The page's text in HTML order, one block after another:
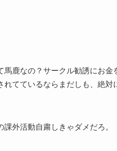
馬鹿なの？サークル勧誘にお
れてているならまだしも、絶対
課外活動自粛しきゃダメだろ。